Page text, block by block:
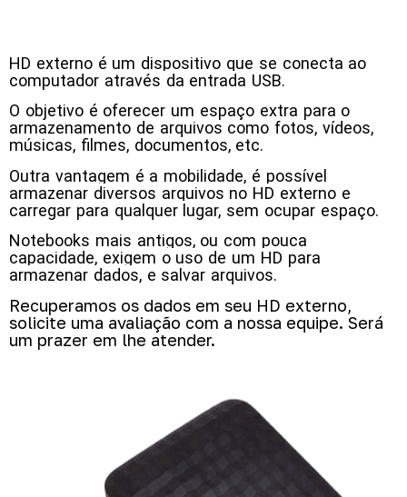
HD externo é um dispositivo que se conecta ao
computador através da entrada USB.
O objetivo é oferecer um espaço extra para o
armazenamento de arquivos como fotos, vídeos,
músicas, filmes, documentos, etc.
Outra vantagem é a mobilidade, é possível
armazenar diversos arquivos no HD externo e
carregar para qualquer lugar, sem ocupar espaço.
Notebooks mais antigos, ou com pouca
capacidade, exigem o uso de um HD para
armazenar dados, e salvar arquivos.
Recuperamos os dados em seu HD externo,
solicite uma avaliação com a nossa equipe. Será
um prazer em lhe atender.